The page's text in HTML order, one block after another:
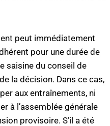
peut immédiatement
pour une durée de
saisine du conseil de
la décision. Dans ce cas,
aux entraînements, ni
à l’assemblée générale
provisoire. S’il a été